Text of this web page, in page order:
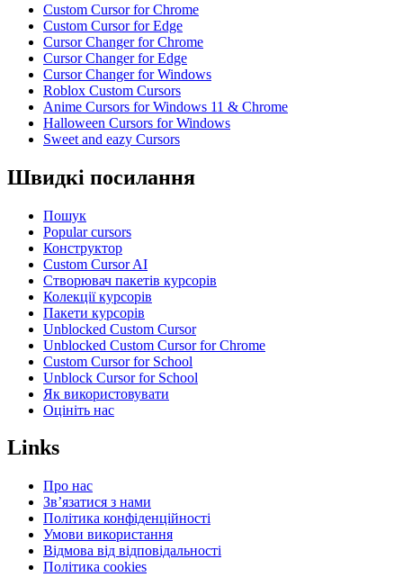
Custom Cursor for Chrome
Custom Cursor for Edge
Cursor Changer for Chrome
Cursor Changer for Edge
Cursor Changer for Windows
Roblox Custom Cursors
Anime Cursors for Windows 11 & Chrome
Halloween Cursors for Windows
Sweet and eazy Cursors
Швидкі посилання
Пошук
Popular cursors
Конструктор
Custom Cursor AI
Створювач пакетів курсорів
Колекції курсорів
Пакети курсорів
Unblocked Custom Cursor
Unblocked Custom Cursor for Chrome
Custom Cursor for School
Unblock Cursor for School
Як використовувати
Оцініть нас
Links
Про нас
Зв’язатися з нами
Політика конфіденційності
Умови використання
Відмова від відповідальності
Політика cookies